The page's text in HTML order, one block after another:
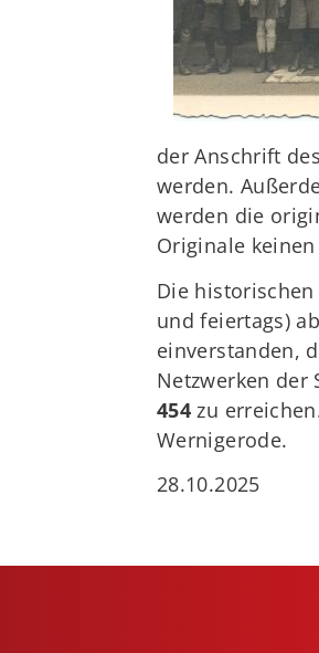
der Anschrift
werden.
werden die
Originale
Die
und feiertags)
einverstanden,
Netzwerken
454 zu
Wernigerode.
28.10.2025